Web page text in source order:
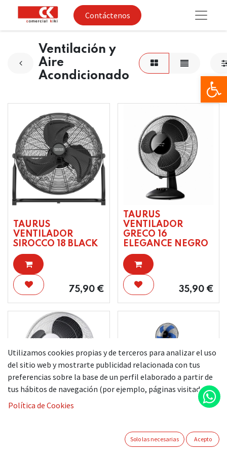
Contáctenos
Ventilación y
Aire
Acondicionado
TAURUS
VENTILADOR
SIROCCO 18 BLACK
75,90€
TAURUS
VENTILADOR
GRECO 16
ELEGANCE NEGRO
35,90 €
VENTILADOR
DIGITAL BOREAL
Utilizamos cookies propias y de terceros para analizar el uso
del sitio web y mostrarte publicidad relacionada con tus
preferencias sobre la base de un perfil elaborado a partir de
tus hábitos de navegación (por ejemplo, páginas visitadas).
Política de Cookies
Solo las necesarias Acepto